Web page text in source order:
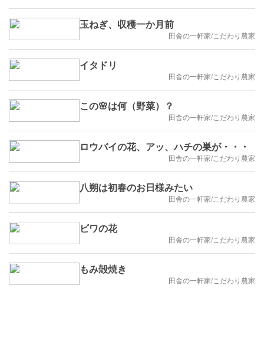
玉ねぎ、収穫一か月前
田舎の一軒家/こだわり農家
イタドリ
田舎の一軒家/こだわり農家
この🌸は何（野菜）？
田舎の一軒家/こだわり農家
ロウバイの花、アッ、ハチの巣が・・・
田舎の一軒家/こだわり農家
八朔は初春のお日様みたい
田舎の一軒家/こだわり農家
ビワの花
田舎の一軒家/こだわり農家
もみ殻焼き
田舎の一軒家/こだわり農家